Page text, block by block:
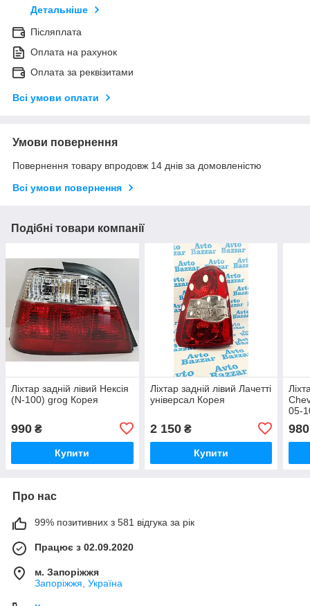
Детальніше
Післяплата
Оплата на рахунок
Оплата за реквізитами
Всі умови оплати
Умови повернення
Повернення товару впродовж 14 днів за домовленістю
Всі умови повернення
Подібні товари компанії
Ліхтар задній лівий Нексія
(N-100) grog Корея
990 ₴
Купити
Ліхтар задній лівий Лачетті
універсал Корея
2 150₴
Купити
05-
980
Про нас
99% позитивних з 581 відгука за рік
Працює з 02.09.2020
м. Запоріжжя
Запоріжжя, Україна